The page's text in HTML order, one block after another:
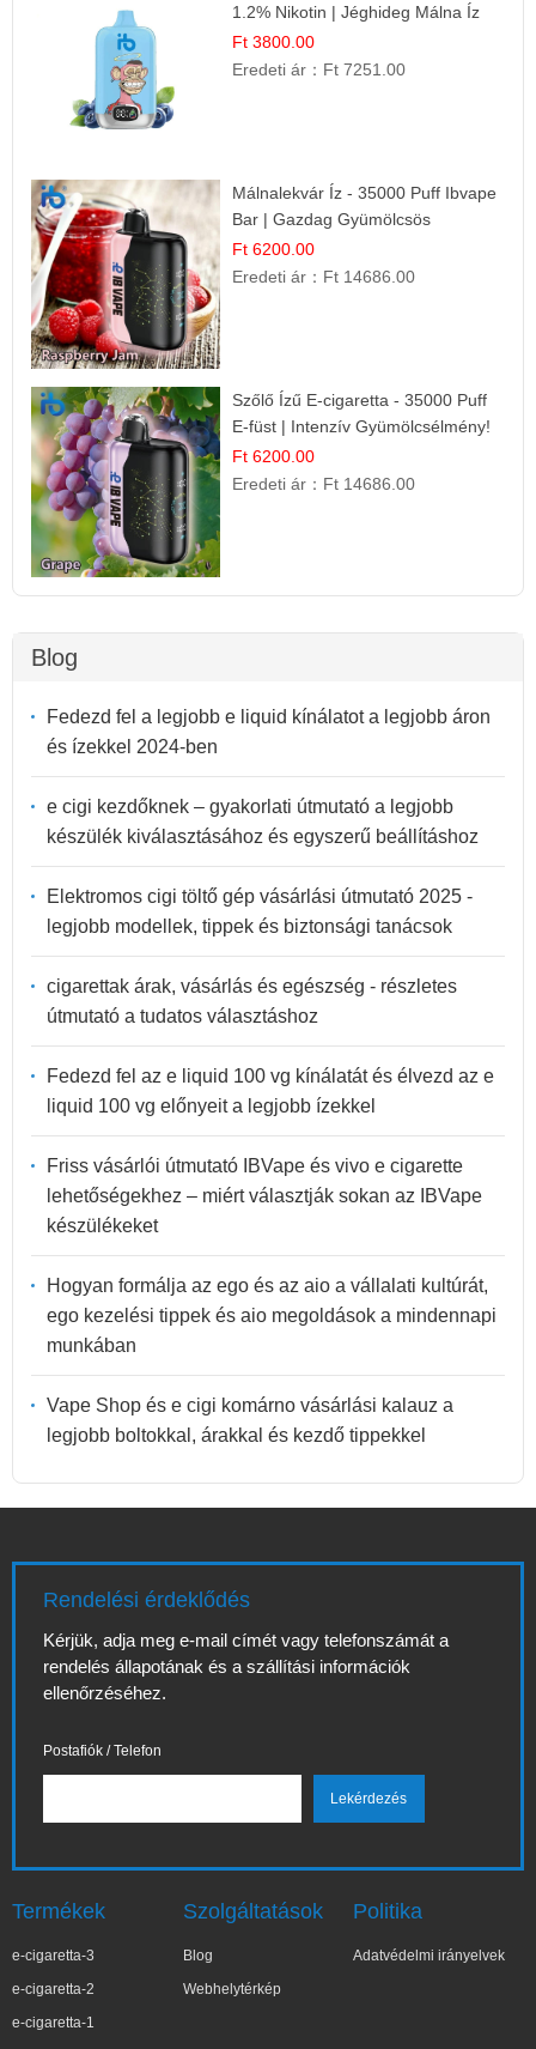
1.2% Nikotin | Jéghideg Málna Íz
Ft 3800.00
Eredeti ár： Ft 7251.00
Málnalekvár Íz - 35000 Puff Ibvape
Bar | Gazdag Gyümölcsös
Ízélmény!
Ft 6200.00
Eredeti ár： Ft 14686.00
Szőlő Ízű E-cigaretta - 35000 Puff
E-füst | Intenzív Gyümölcsélmény!
Ft 6200.00
Eredeti ár： Ft 14686.00
Blog
Fedezd fel a legjobb e liquid kínálatot a legjobb áron
és ízekkel 2024-ben
e cigi kezdőknek – gyakorlati útmutató a legjobb
készülék kiválasztásához és egyszerű beállításhoz
Elektromos cigi töltő gép vásárlási útmutató 2025 -
legjobb modellek, tippek és biztonsági tanácsok
cigarettak árak, vásárlás és egészség - részletes
útmutató a tudatos választáshoz
Fedezd fel az e liquid 100 vg kínálatát és élvezd az e
liquid 100 vg előnyeit a legjobb ízekkel
Friss vásárlói útmutató IBVape és vivo e cigarette
lehetőségekhez – miért választják sokan az IBVape
készülékeket
Hogyan formálja az ego és az aio a vállalati kultúrát,
ego kezelési tippek és aio megoldások a mindennapi
munkában
Vape Shop és e cigi komárno vásárlási kalauz a
legjobb boltokkal, árakkal és kezdő tippekkel
Rendelési érdeklődés
Kérjük, adja meg e-mail címét vagy telefonszámát a
rendelés állapotának és a szállítási információk
ellenőrzéséhez.
Postafiók / Telefon
Termékek
e-cigaretta-3
e-cigaretta-2
e-cigaretta-1
Szolgáltatások
Blog
Webhelytérkép
Politika
Adatvédelmi irányelvek